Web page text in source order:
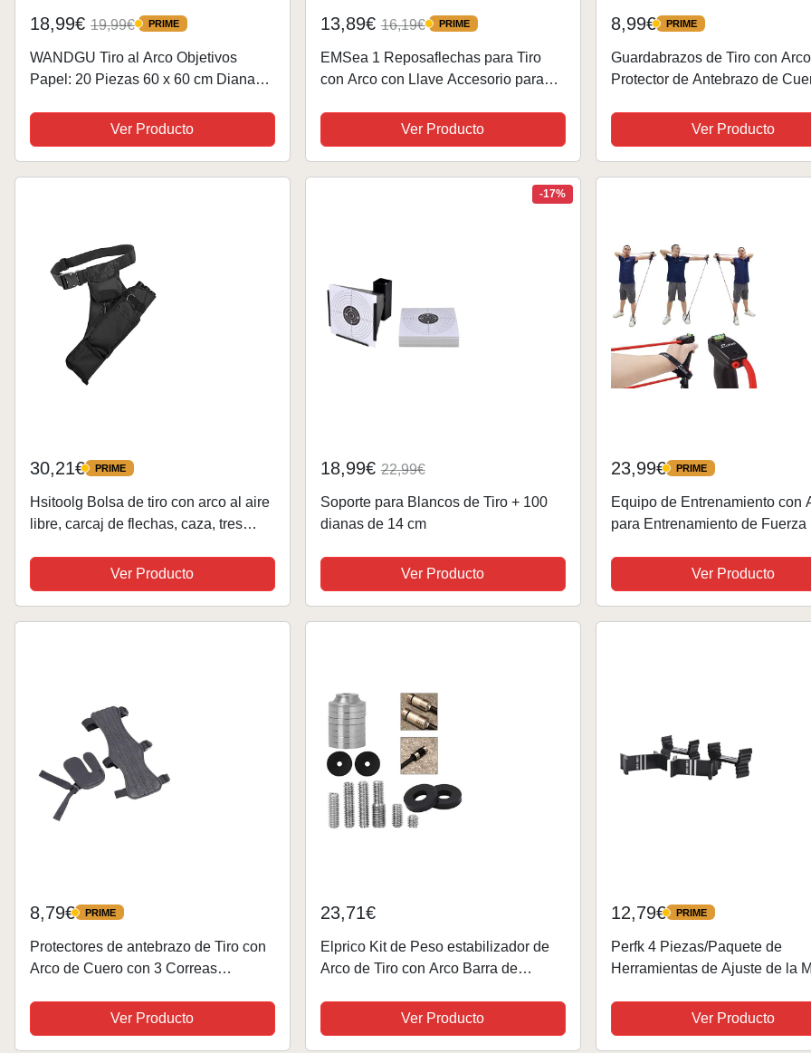
18,99€ 19,99€ PRIME
PRIME
WANDGU Tiro al Arco Objetivos
Papel: 20 Piezas 60 x 60 cm Diana
Práctica de Objetivos de Tiro, Tiro con
Arco de...
Ver Producto
13,89€16,19€ PRIME
PRIME
EMSea 1 Reposaflechas para Tiro
con Arco con Llave Accesorio para
Biscuit Apto para Arcos Compuestos
Y Recurvos
Ver Producto
8,99€ PRIME
PRIME
Guardabrazos de Tiro con Arco
Protector de Antebrazo de
Tiro con Arco para
Adultos,Adolescentes
Ver Producto
30,21€ PRIME
PRIME
Hsitoolg Bolsa de tiro con arco al aire
libre, carcaj de flechas, caza, tres
tiro con arco (negro)
Ver Producto
-17%
18,99€22,99€
Soporte para Blancos de Tiro + 100
dianas de 14 cm
Ver Producto
23,99€ PRIME
PRIME
Equipo de Entrenamiento con
para Entrenamiento de Fuerza
Entrenamiento de señales
Ver Producto
8,79€ PRIME
PRIME
Protectores de antebrazo de Tiro con
Arco de Cuero con 3 Correas
Ver Producto
23,71€
Elprico Kit de Peso estabilizador de
Arco de Tiro con Arco Barra de
para Arco Compuesto
Ver Producto
12,79€ PRIME
PRIME
Perfk 4 Piezas/Paquete de
Herramientas de Ajuste de la
Alineador de Línea Central de
Ver Producto